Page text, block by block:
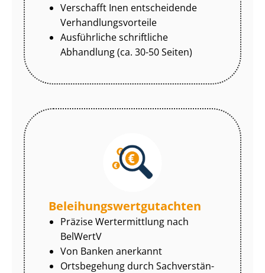
Verschafft Inen entscheidende
Ver­hand­lungs­vor­tei­le
Ausführliche schriftliche
Abhandlung (ca. 30-50 Seiten)
Be­lei­hungs­wert­gut­ach­ten
Präzise Wertermittlung nach
BelWertV
Von Banken anerkannt
Ortsbegehung durch Sach­ver­stän­